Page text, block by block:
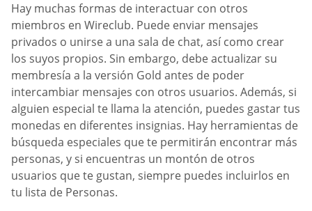
Hay muchas formas de interactuar con otros
miembros en Wireclub. Puede enviar mensajes
privados o unirse a una sala de chat, así como crear
los suyos propios. Sin embargo, debe actualizar su
membresía a la versión Gold antes de poder
intercambiar mensajes con otros usuarios. Además, si
alguien especial te llama la atención, puedes gastar tus
monedas en diferentes insignias. Hay herramientas de
búsqueda especiales que te permitirán encontrar más
personas, y si encuentras un montón de otros
usuarios que te gustan, siempre puedes incluirlos en
tu lista de Personas.